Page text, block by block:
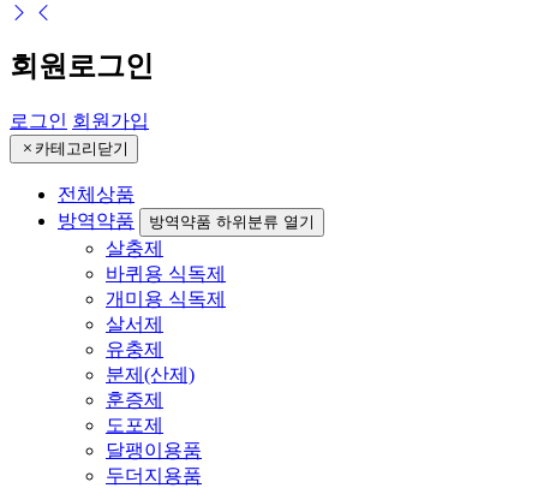
회원로그인
로그인 회원가입
카테고리닫기
전체상품
방역약품
방역약품 하위분류 열기
살충제
바퀴용 식독제
개미용 식독제
살서제
유충제
분제(산제)
훈증제
도포제
달팽이용품
두더지용품